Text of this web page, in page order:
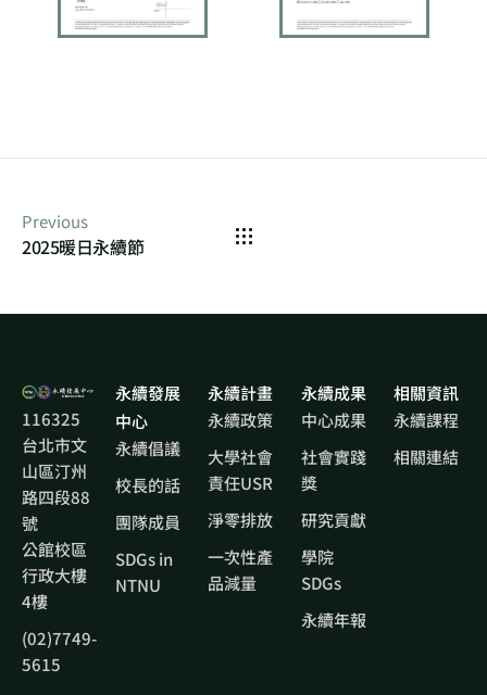
Previous
2025暖日永續節
116325
台北市文
山區汀州
路四段88
號
公館校區
行政大樓
4樓
(02)7749-
5615
永續發展
中心
永續倡議
校長的話
團隊成員
SDGs in
NTNU
永續計畫
永續政策
大學社會
責任USR
淨零排放
一次性產
品減量
永續成果
中心成果
社會實踐
獎
研究貢獻
學院
SDGs
永續年報
相關資訊
永續課程
相關連結